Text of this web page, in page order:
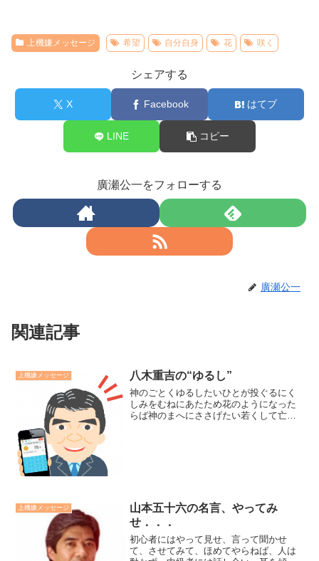
上機嫌メッセージ 希望 自分自身 花 咲く
シェアする
X Facebook はてブ
LINE コピー
廣瀬公一をフォローする
廣瀬公一
関連記事
上機嫌メッセージ 八木重吉の“ゆるし”
神のごとくゆるしたいひとが投ぐるにく
しみをむねにあたため花のようになった
らば神のまへにささげたい若くして亡く
上機嫌メッセージ
山本五十六の名言、やってみ
せ．．．
初心者にはやって見せ、言って聞かせ
て、させてみて、ほめてやらねば、人は